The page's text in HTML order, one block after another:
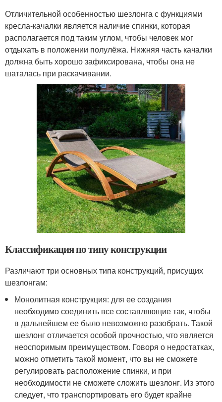
Отличительной особенностью шезлонга с функциями
кресла-качалки является наличие спинки, которая
располагается под таким углом, чтобы человек мог
отдыхать в положении полулёжа. Нижняя часть качалки
должна быть хорошо зафиксирована, чтобы она не
шаталась при раскачивании.
Классификация по типу конструкции
Различают три основных типа конструкций, присущих
шезлонгам:
Монолитная конструкция: для ее создания
необходимо соединить все составляющие так, чтобы
в дальнейшем ее было невозможно разобрать. Такой
шезлонг отличается особой прочностью, что является
неоспоримым преимуществом. Говоря о недостатках,
можно отметить такой момент, что вы не сможете
регулировать расположение спинки, и при
необходимости не сможете сложить шезлонг. Из этого
следует, что транспортировать его будет крайне